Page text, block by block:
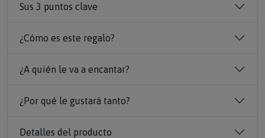
Sus 3 puntos clave
¿Cómo es este regalo?
¿A quién le va a encantar?
¿Por qué le gustará tanto?
Detalles del producto